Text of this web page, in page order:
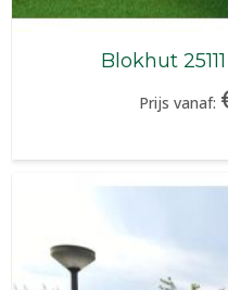
Blokhut
Prijs vanaf: